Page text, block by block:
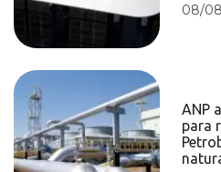
08/
ANP
para